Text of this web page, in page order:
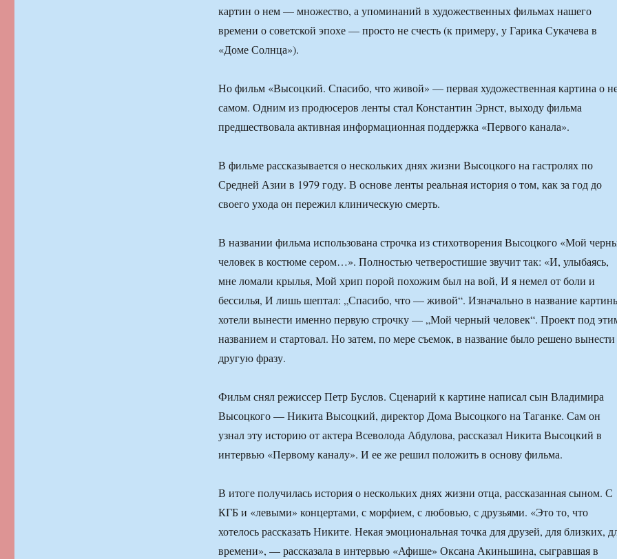
картин о нем — множество, а упоминаний в художественных фильмах нашего
времени о советской эпохе — просто не счесть (к примеру, у Гарика Сукачева в
«Доме Солнца»).
Но фильм «Высоцкий. Спасибо, что живой» — первая художественная картина о
самом. Одним из продюсеров ленты стал Константин Эрнст, выходу фильма
предшествовала активная информационная поддержка «Первого канала».
В фильме рассказывается о нескольких днях жизни Высоцкого на гастролях по
Средней Азии в 1979 году. В основе ленты реальная история о том, как за год до
своего ухода он пережил клиническую смерть.
В названии фильма использована строчка из стихотворения Высоцкого «Мой
человек в костюме сером…». Полностью четверостишие звучит так: «И, улыбаясь,
мне ломали крылья, Мой хрип порой похожим был на вой, И я немел от боли и
бессилья, И лишь шептал: „Спасибо, что — живой“. Изначально в название
хотели вынести именно первую строчку — „Мой черный человек“. Проект под
названием и стартовал. Но затем, по мере съемок, в название было решено вынести
другую фразу.
Фильм снял режиссер Петр Буслов. Сценарий к картине написал сын Владимира
Высоцкого — Никита Высоцкий, директор Дома Высоцкого на Таганке. Сам он
узнал эту историю от актера Всеволода Абдулова, рассказал Никита Высоцкий в
интервью «Первому каналу». И ее же решил положить в основу фильма.
В итоге получилась история о нескольких днях жизни отца, рассказанная сыном. С
КГБ и «левыми» концертами, с морфием, с любовью, с друзьями. «Это то, что
хотелось рассказать Никите. Некая эмоциональная точка для друзей, для близких,
времени», — рассказала в интервью «Афише» Оксана Акиньшина, сыгравшая в